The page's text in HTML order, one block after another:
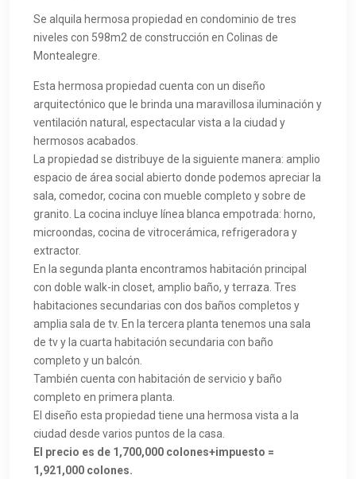
Se alquila hermosa propiedad en condominio de tres
niveles con 598m2 de construcción en Colinas de
Montealegre.
Esta hermosa propiedad cuenta con un diseño
arquitectónico que le brinda una maravillosa iluminación y
ventilación natural, espectacular vista a la ciudad y
hermosos acabados.
La propiedad se distribuye de la siguiente manera: amplio
espacio de área social abierto donde podemos apreciar la
sala, comedor, cocina con mueble completo y sobre de
granito. La cocina incluye línea blanca empotrada: horno,
microondas, cocina de vitrocerámica, refrigeradora y
extractor.
En la segunda planta encontramos habitación principal
con doble walk-in closet, amplio baño, y terraza. Tres
habitaciones secundarias con dos baños completos y
amplia sala de tv. En la tercera planta tenemos una sala
de tv y la cuarta habitación secundaria con baño
completo y un balcón.
También cuenta con habitación de servicio y baño
completo en primera planta.
El diseño esta propiedad tiene una hermosa vista a la
ciudad desde varios puntos de la casa.
El precio es de 1,700,000 colones+impuesto =
1,921,000 colones.